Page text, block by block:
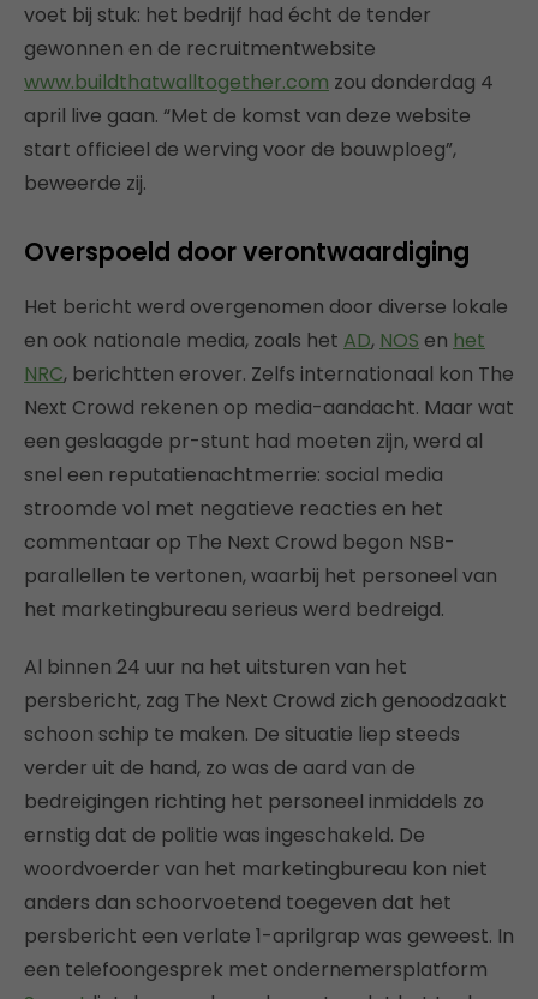
voet bij stuk: het bedrijf had écht de tender
gewonnen en de recruitmentwebsite
www.buildthatwalltogether.com zou donderdag 4
april live gaan. “Met de komst van deze website
start officieel de werving voor de bouwploeg”,
beweerde zij.
Overspoeld door verontwaardiging
Het bericht werd overgenomen door diverse lokale
en ook nationale media, zoals het AD, NOS en het
NRC, berichtten erover. Zelfs internationaal kon The
Next Crowd rekenen op media-aandacht. Maar wat
een geslaagde pr-stunt had moeten zijn, werd al
snel een reputatienachtmerrie: social media
stroomde vol met negatieve reacties en het
commentaar op The Next Crowd begon NSB-
parallellen te vertonen, waarbij het personeel van
het marketingbureau serieus werd bedreigd.
Al binnen 24 uur na het uitsturen van het
persbericht, zag The Next Crowd zich genoodzaakt
schoon schip te maken. De situatie liep steeds
verder uit de hand, zo was de aard van de
bedreigingen richting het personeel inmiddels zo
ernstig dat de politie was ingeschakeld. De
woordvoerder van het marketingbureau kon niet
anders dan schoorvoetend toegeven dat het
persbericht een verlate 1-aprilgrap was geweest. In
een telefoongesprek met ondernemersplatform